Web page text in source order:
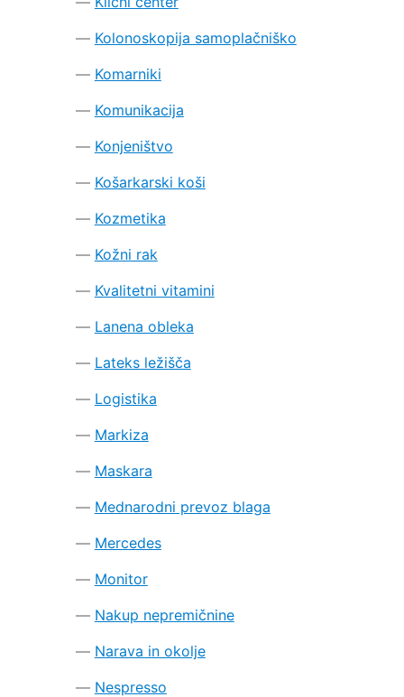
Kolonoskopija samoplačniško
Komarniki
Komunikacija
Konjeništvo
Košarkarski koši
Kozmetika
Kožni rak
Kvalitetni vitamini
Lanena obleka
Lateks ležišča
Logistika
Markiza
Maskara
Mednarodni prevoz blaga
Mercedes
Monitor
Nakup nepremičnine
Narava in okolje
Nespresso